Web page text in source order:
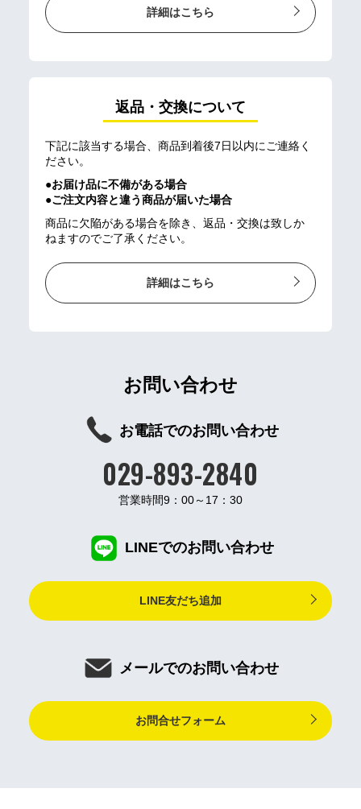
詳細はこちら
返品・交換について
下記に該当する場合、商品到着後7日以内にご連絡く
ださい。
●お届け品に不備がある場合
●ご注文内容と違う商品が届いた場合
商品に欠陥がある場合を除き、返品・交換は致しか
ねますのでご了承ください。
詳細はこちら
お問い合わせ
お電話でのお問い合わせ
029-893-2840
営業時間9：00～17：30
LINEでのお問い合わせ
LINE友だち追加
メールでのお問い合わせ
お問合せフォーム